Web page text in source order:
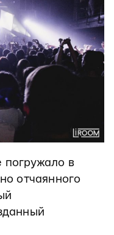
погружало в
отчаянного